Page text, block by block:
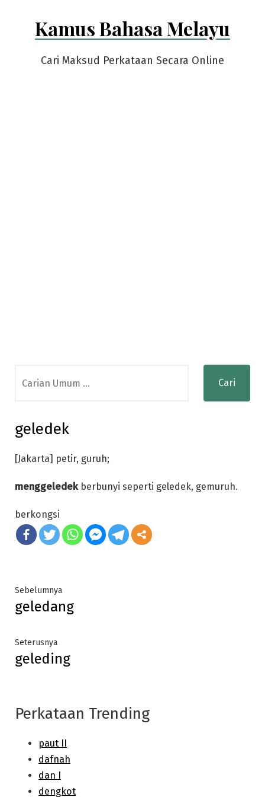
Kamus Bahasa Melayu
Cari Maksud Perkataan Secara Online
for:
geledek
[Jakarta] petir, guruh;
menggeledekberbunyi seperti geledek, gemuruh.
berkongsi
Post
navigation
SebelumnyaPrevious
post:
geledang
SeterusnyaNext
post:
geleding
Perkataan Trending